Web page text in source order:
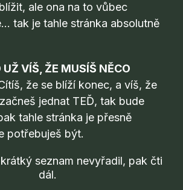
ale ona na to vůbec
tak je tahle stránka absolutně
UŽ VÍŠ, ŽE MUSÍŠ NĚCO
že se blíží konec, a víš, že
jednat TEĎ, tak bude
tahle stránka je přesně
potřebuješ být.
seznam nevyřadil, pak čti
dál.